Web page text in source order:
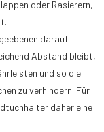
oder Rasierern,
darauf
Abstand bleibt,
und so die
zu verhindern. Für
daher eine